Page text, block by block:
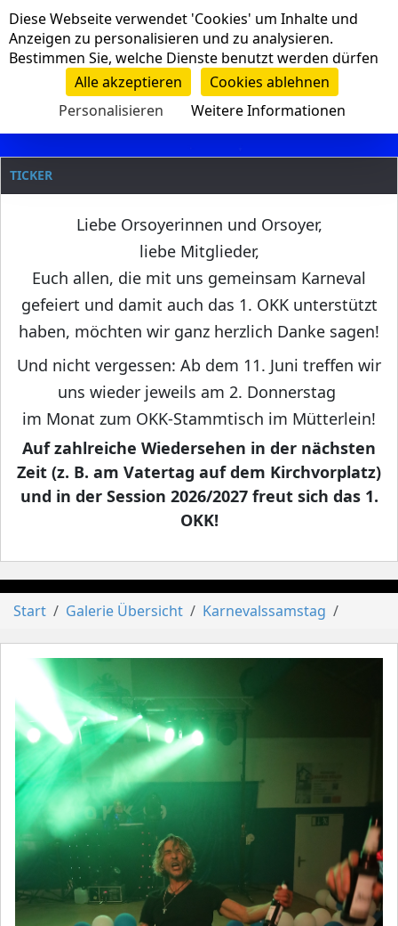
Navigation
Clanname
TICKER
Liebe Orsoyerinnen und Orsoyer,
liebe Mitglieder,
Euch allen, die mit uns gemeinsam Karneval
gefeiert und damit auch das 1. OKK unterstützt
haben, möchten wir ganz herzlich Danke sagen!
Und nicht vergessen: Ab dem 11. Juni treffen wir
uns wieder jeweils am 2. Donnerstag
im Monat zum OKK-Stammtisch im Mütterlein!
Auf zahlreiche Wiedersehen in der nächsten
Zeit (z. B. am Vatertag auf dem Kirchvorplatz)
und in der Session 2026/2027 freut sich das 1.
OKK!
Start Galerie Übersicht Karnevalssamstag
Cookie-Einstellungen
Diese Webseite verwendet 'Cookies' um Inhalte und
Anzeigen zu personalisieren und zu analysieren.
Bestimmen Sie, welche Dienste benutzt werden dürfen
Alle akzeptieren
Cookies ablehnen
Personalisieren
Weitere Informationen